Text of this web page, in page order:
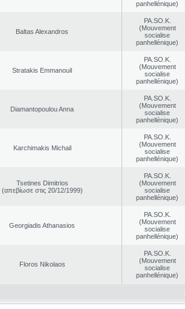
panhellénique)
Baltas Alexandros
PA.SO.K.
(Mouvement
socialise
panhellénique)
Stratakis Emmanouil
PA.SO.K.
(Mouvement
socialise
panhellénique)
Diamantopoulou Anna
PA.SO.K.
(Mouvement
socialise
panhellénique)
Karchimakis Michail
PA.SO.K.
(Mouvement
socialise
panhellénique)
Tsetines Dimitrios
(απεβίωσε στις 20/12/1999)
PA.SO.K.
(Mouvement
socialise
panhellénique)
Georgiadis Athanasios
PA.SO.K.
(Mouvement
socialise
panhellénique)
Floros Nikolaos
PA.SO.K.
(Mouvement
socialise
panhellénique)